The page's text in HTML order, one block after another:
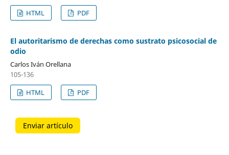
HTML
PDF
El autoritarismo de derechas como sustrato psicosocial de
odio
Carlos Iván Orellana
105-136
HTML
PDF
Enviar artículo